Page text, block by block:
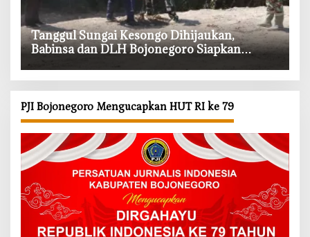
‎Tanggul Sungai Kesongo Dihijaukan,
Babinsa dan DLH Bojonegoro Siapkan
PJI Bojonegoro Mengucapkan HUT RI ke 79